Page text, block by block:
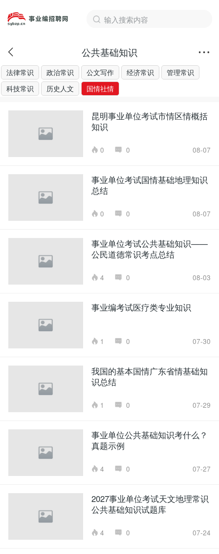
公共基础知识
法律常识 政治常识 公文写作 经济常识
管理常识
科技常识
历史人文 国情社情
昆明事业单位考试市情区情概括
知识
08-07
0 0
事业单位考试国情基础地理知识
总结
08-07
0 0
事业单位考试公共基础知识——
公民道德常识考点总结
08-03
4 0
事业编考试医疗类专业知识
07-30
1 0
我国的基本国情广东省情基础知
识总结
07-29
1 0
事业单位公共基础知识考什么？
真题示例
07-27
4 0
2027事业单位考试天文地理常识
公共基础知识试题库
07-24
4 0